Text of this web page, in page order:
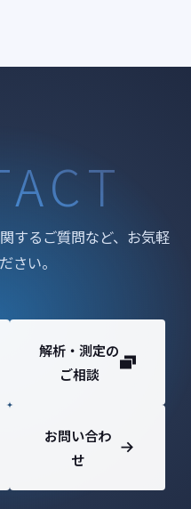
するご質問など、お気軽
さい。
解析・測定の
ご相談
お問い合わ
せ